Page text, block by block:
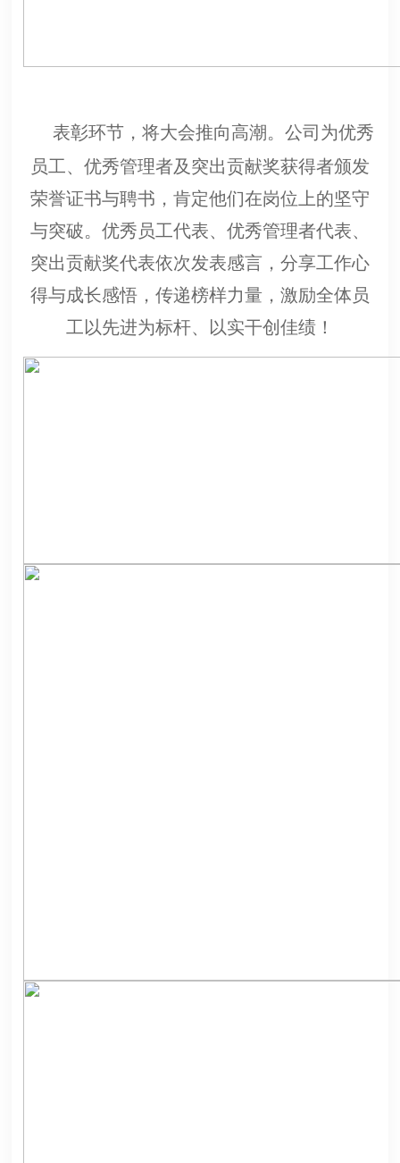
表彰环节，将大会推向高潮。公司为优秀
员工、优秀管理者及突出贡献奖获得者颁发
荣誉证书与聘书，肯定他们在岗位上的坚守
与突破。优秀员工代表、优秀管理者代表、
突出贡献奖代表依次发表感言，分享工作心
得与成长感悟，传递榜样力量，激励全体员
工以先进为标杆、以实干创佳绩！